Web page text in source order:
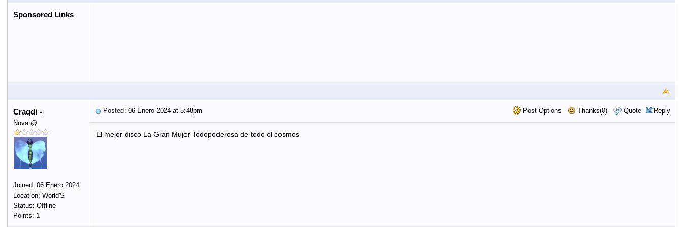
Sponsored Links
Craqdi
Novat@
Joined: 06 Enero 2024
Location: World'S
Status: Offline
Points: 1
Post Options Thanks(0) Quote Reply
Posted: 06 Enero 2024 at 5:48pm
El mejor disco La Gran Mujer Todopoderosa de todo el cosmos